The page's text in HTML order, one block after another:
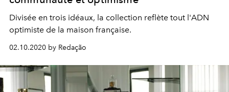
Divisée en trois idéaux, la collection reflète tout l'ADN
optimiste de la maison française.
02.10.2020 by Redação